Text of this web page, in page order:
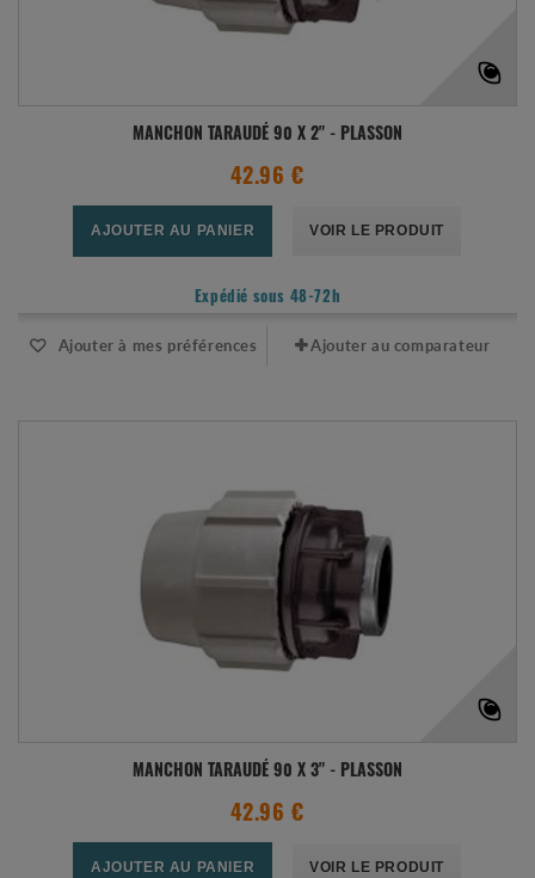
MANCHON TARAUDÉ 90 X 2" - PLASSON
42.96 €
AJOUTER AU PANIER VOIR LE PRODUIT
Expédié sous 48-72h
Ajouter à mes préférences Ajouter au comparateur
MANCHON TARAUDÉ 90 X 3" - PLASSON
42.96 €
AJOUTER AU PANIER VOIR LE PRODUIT